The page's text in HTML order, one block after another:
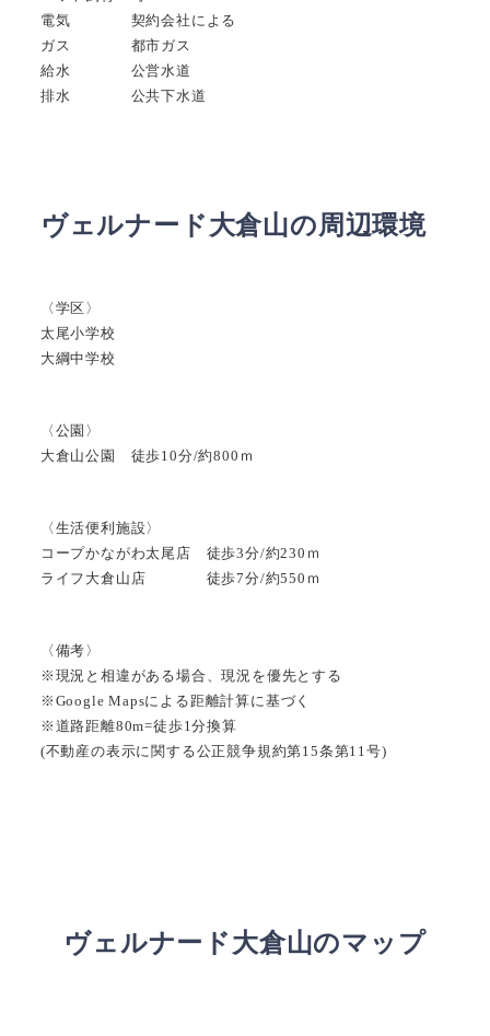
電気 契約会社による
ガス 都市ガス
給水 公営水道
排水 公共下水道
ヴェルナード大倉山の周辺環境
〈学区〉
太尾小学校
大綱中学校
〈公園〉
大倉山公園 徒歩10分/約800ｍ
〈生活便利施設〉
コープかながわ太尾店 徒歩3分/約230ｍ
ライフ大倉山店 徒歩7分/約550ｍ
〈備考〉
※現況と相違がある場合、現況を優先とする
※Google Mapsによる距離計算に基づく
※道路距離80m=徒歩1分換算
(不動産の表示に関する公正競争規約第15条第11号)
ヴェルナード大倉山のマップ